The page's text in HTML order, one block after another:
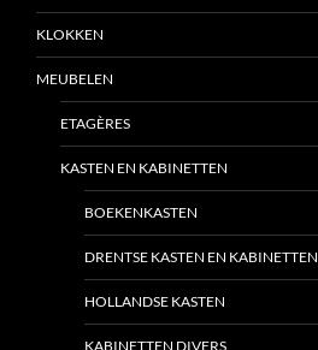
KLOKKEN
MEUBELEN
ETAGÈRES
KASTEN EN KABINETTEN
BOEKENKASTEN
DRENTSE KASTEN EN KABINETTEN
HOLLANDSE KASTEN
KABINETTEN DIVERS